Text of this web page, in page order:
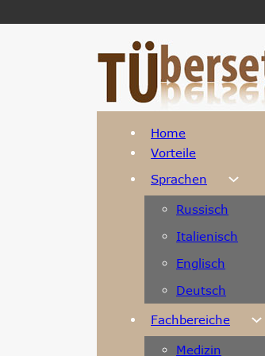
Home
Vorteile
Sprachen
Russisch
Italienisch
Englisch
Deutsch
Fachbereiche
Medizin